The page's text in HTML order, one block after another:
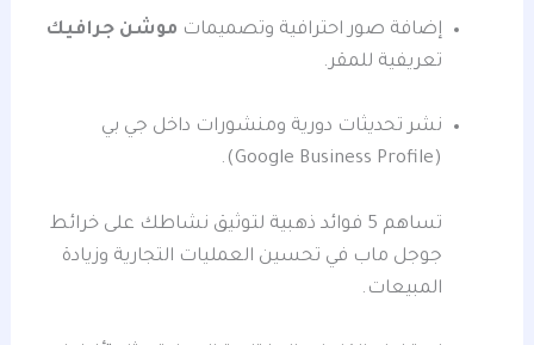
إضافة صور احترافية وتصميمات موشن جرافيك
تعريفية للمقر.
نشر تحديثات دورية ومنشورات داخل جي بي
(Google Business Profile).
تساهم 5 فوائد ذهبية لتوثيق نشاطك على خرائط
جوجل ماب في تحسين العمليات التجارية وزيادة
المبيعات.